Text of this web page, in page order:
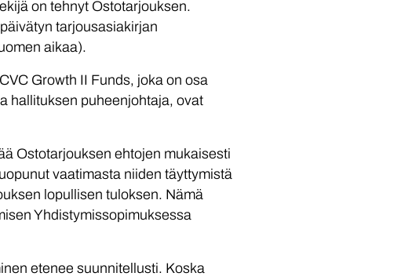
on tehnyt Ostotarjouksen.
tarjousasiakirjan
aikaa).
Growth II Funds, joka on osa
hallituksen puheenjohtaja, ovat
Ostotarjouksen ehtojen mukaisesti
vaatimasta niiden täyttymistä
lopullisen tuloksen. Nämä
Yhdistymissopimuksessa
etenee suunnitellusti. Koska